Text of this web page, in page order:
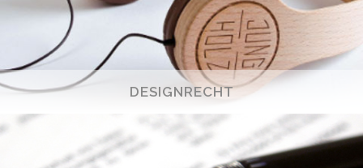
DESIGNRECHT